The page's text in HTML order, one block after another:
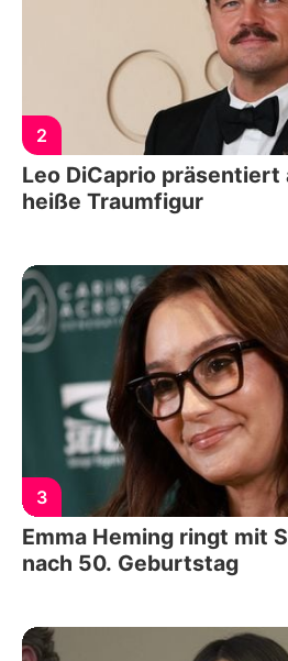
2
Leo DiCaprio präsentiert
heiße Traumfigur
3
Emma Heming ringt mit
nach 50. Geburtstag